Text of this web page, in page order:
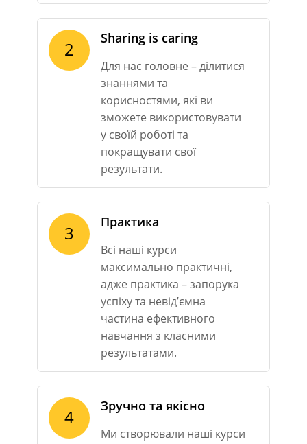
2 Sharing is caring
Для нас головне – ділитися
знаннями та
корисностями, які ви
зможете використовувати
у своїй роботі та
покращувати свої
результати.
3 Практика
Всі наші курси
максимально практичні,
адже практика – запорука
успіху та невід’ємна
частина ефективного
навчання з класними
результатами.
4 Зручно та якісно
Ми створювали наші курси